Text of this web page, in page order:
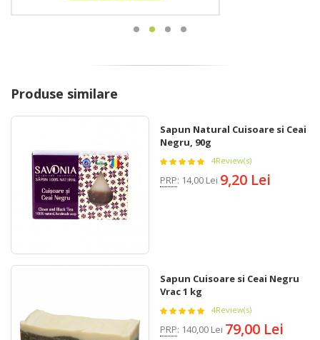
Produse similare
Sapun Natural Cuisoare si Ceai
Negru, 90g
4Review(s)
PRP: 14,00 Lei 9,20 Lei
Sapun Cuisoare si Ceai Negru
Vrac 1 kg
4Review(s)
PRP: 140,00 Lei 79,00 Lei